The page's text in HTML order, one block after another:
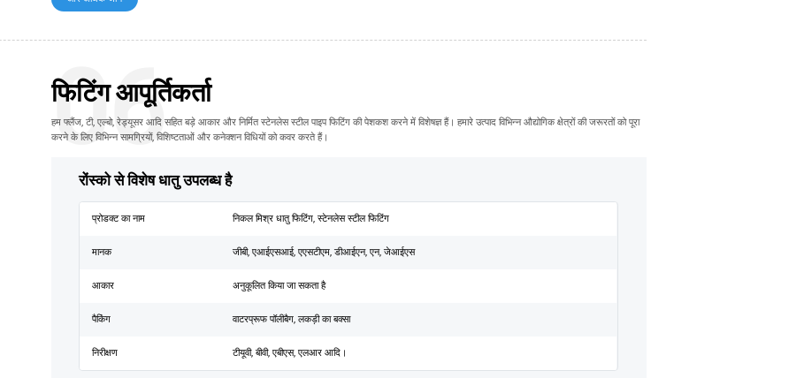
06
फिटिंग आपूर्तिकर्ता
हम फ्लैंज, टी, एल्बो, रेड्यूसर आदि सहित बड़े आकार और निर्मित स्टेनलेस स्टील पाइप फिटिंग की पेशकश करने में विशेषज्ञ हैं। हमारे उत्पाद विभिन्न औद्योगिक क्षेत्रों की जरूरतों को पूरा
करने के लिए विभिन्न सामग्रियों, विशिष्टताओं और कनेक्शन विधियों को कवर करते हैं।
रोंस्को से विशेष धातु उपलब्ध है
प्रोडक्ट का नाम निकल मिश्र धातु फिटिंग, स्टेनलेस स्टील फिटिंग
मानक जीबी, एआईएसआई, एएसटीएम, डीआईएन, एन, जेआईएस
आकार अनुकूलित किया जा सकता है
पैकिंग वाटरप्रूफ पॉलीबैग, लकड़ी का बक्सा
निरीक्षण टीयूवी, बीवी, एबीएस, एलआर आदि।